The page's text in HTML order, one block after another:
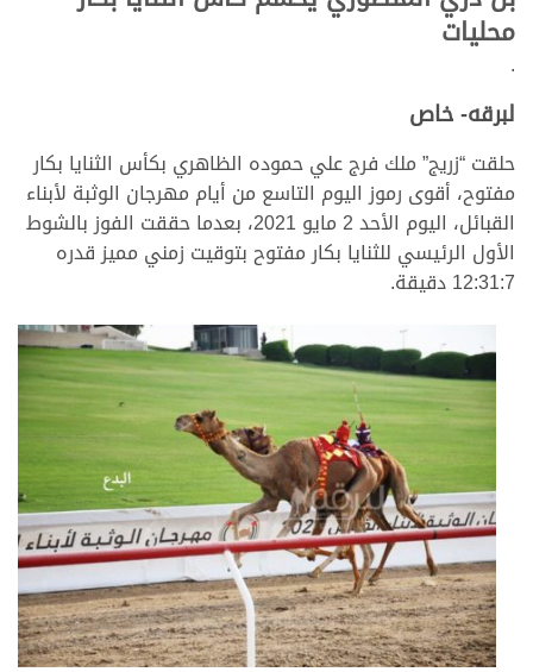
محليات
.
لبرقه- خاص
حلقت “زريج” ملك فرج علي حموده الظاهري بكأس الثنايا بكار
مفتوح، أقوى رموز اليوم التاسع من أيام مهرجان الوثبة لأبناء
القبائل، اليوم الأحد 2 مايو 2021، بعدما حققت الفوز بالشوط
الأول الرئيسي للثنايا بكار مفتوح بتوقيت زمني مميز قدره
12:31:7 دقيقة.